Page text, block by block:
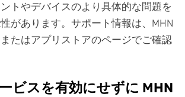
トやデバイスのより具体的な問題を
があります。サポート情報は、MHN
たはアプリストアのページでご確認
ビスを有効にせずに MHN